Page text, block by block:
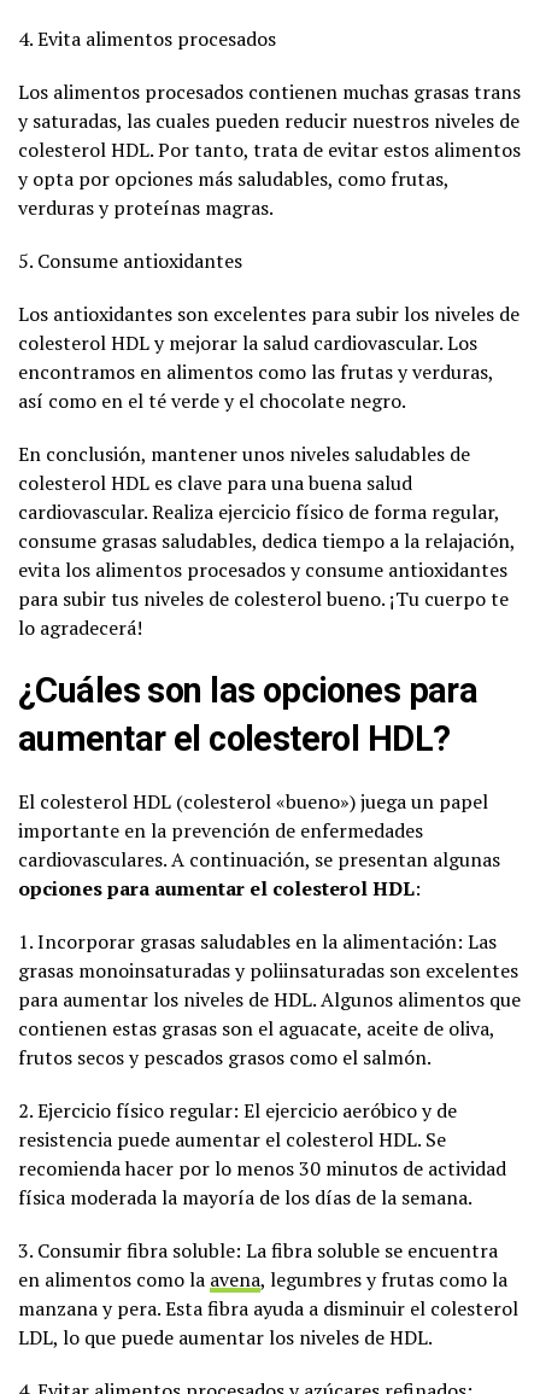
4. Evita alimentos procesados
Los alimentos procesados contienen muchas grasas trans
y saturadas, las cuales pueden reducir nuestros niveles de
colesterol HDL. Por tanto, trata de evitar estos alimentos
y opta por opciones más saludables, como frutas,
verduras y proteínas magras.
5. Consume antioxidantes
Los antioxidantes son excelentes para subir los niveles de
colesterol HDL y mejorar la salud cardiovascular. Los
encontramos en alimentos como las frutas y verduras,
así como en el té verde y el chocolate negro.
En conclusión, mantener unos niveles saludables de
colesterol HDL es clave para una buena salud
cardiovascular. Realiza ejercicio físico de forma regular,
consume grasas saludables, dedica tiempo a la relajación,
evita los alimentos procesados y consume antioxidantes
para subir tus niveles de colesterol bueno. ¡Tu cuerpo te
lo agradecerá!
¿Cuáles son las opciones para
aumentar el colesterol HDL?
El colesterol HDL (colesterol «bueno») juega un papel
importante en la prevención de enfermedades
cardiovasculares. A continuación, se presentan algunas
opciones para aumentar el colesterol HDL:
1. Incorporar grasas saludables en la alimentación: Las
grasas monoinsaturadas y poliinsaturadas son excelentes
para aumentar los niveles de HDL. Algunos alimentos que
contienen estas grasas son el aguacate, aceite de oliva,
frutos secos y pescados grasos como el salmón.
2. Ejercicio físico regular: El ejercicio aeróbico y de
resistencia puede aumentar el colesterol HDL. Se
recomienda hacer por lo menos 30 minutos de actividad
física moderada la mayoría de los días de la semana.
3. Consumir fibra soluble: La fibra soluble se encuentra
en alimentos como la avena, legumbres y frutas como la
manzana y pera. Esta fibra ayuda a disminuir el colesterol
LDL, lo que puede aumentar los niveles de HDL.